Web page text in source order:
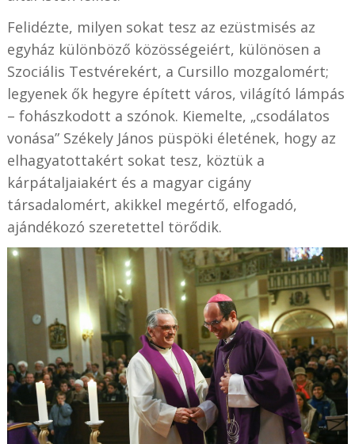
Felidézte, milyen sokat tesz az ezüstmisés az
egyház különböző közösségeiért, különösen a
Szociális Testvérekért, a Cursillo mozgalomért;
legyenek ők hegyre épített város, világító lámpás
– fohászkodott a szónok. Kiemelte, „csodálatos
vonása” Székely János püspöki életének, hogy az
elhagyatottakért sokat tesz, köztük a
kárpátaljaiakért és a magyar cigány
társadalomért, akikkel megértő, elfogadó,
ajándékozó szeretettel törődik.